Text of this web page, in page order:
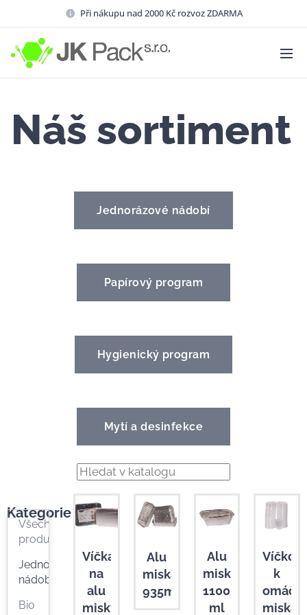
Při nákupu nad 2000 Kč rozvoz ZDARMA
Náš sortiment
Jednorázové nádobí
Papírový program
Hygienický program
Mytí a desinfekce
Kategorie
Všechny
produkty
Jednorázové
nádobí
Bio
Víčka
na
alu
misky
Alu
miska
935ml
Alu
miska
1100
ml
Víčko
k